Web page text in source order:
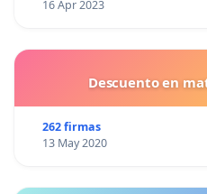
16 Apr 2023
Descuento en
262 firmas
13 May 2020